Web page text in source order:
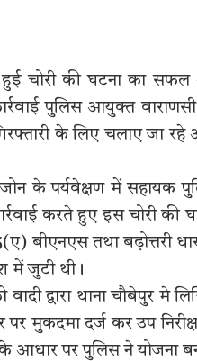
हुई चोरी की घटना का
पुलिस आयुक्त
के लिए चलाए जा रहे
के पर्यवेक्षण में सहायक
करते हुए इस चोरी की
बीएनएस तथा बढ़ोत्तरी
में जुटी थी।
द्वारा थाना चौबेपुर मे
मुकदमा दर्ज कर उप
आधार पर पुलिस ने योजना